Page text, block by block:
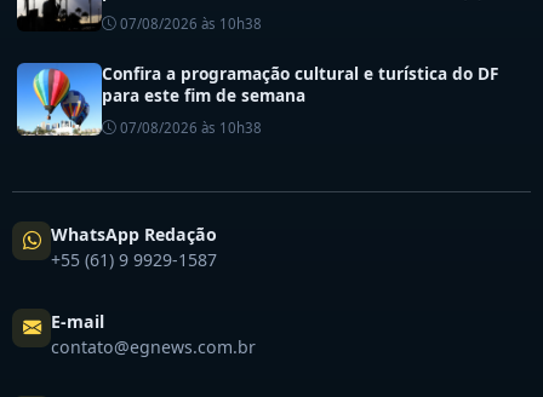
07/08/2026 às 10h38
Confira a programação cultural e turística do DF
para este fim de semana
07/08/2026 às 10h38
WhatsApp Redação
+55 (61) 9 9929-1587
E-mail
contato@egnews.com.br